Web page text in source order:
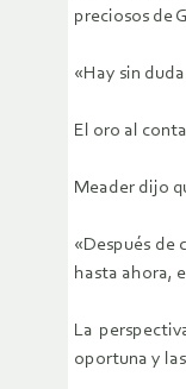
preciosos de
«Hay sin
El oro al
Meader dijo
«Después de
hasta ahora,
La
oportuna y